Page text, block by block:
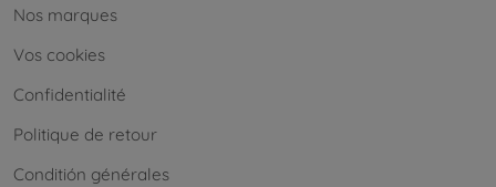
Nos marques
Vos cookies
Confidentialité
Politique de retour
Conditión générales